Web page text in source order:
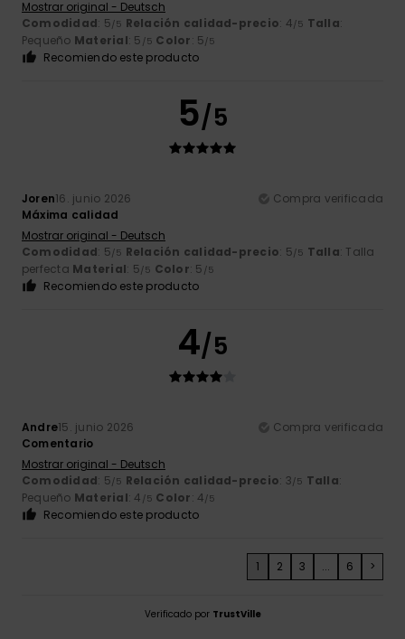
Mostrar original - Deutsch
Comodidad: 5/5 Relación calidad-precio: 4/5 Talla:
Pequeño Material: 5 /5 Color: 5/5
Recomiendo este producto
5/5
Joren16. junio 2026
Compra verificada
Máxima calidad
Mostrar original - Deutsch
Comodidad: 5/5 Relación calidad-precio: 5/5 Talla: Talla
perfecta Material: 5/5 Color: 5 /5
Recomiendo este producto
4/5
Andre15. junio 2026
Compra verificada
Comentario
Mostrar original - Deutsch
Comodidad: 5/5 Relación calidad-precio: 3/5 Talla:
Pequeño Material: 4 /5 Color: 4/5
Recomiendo este producto
1 2 3 ... 6 >
Verificado por TrustVille